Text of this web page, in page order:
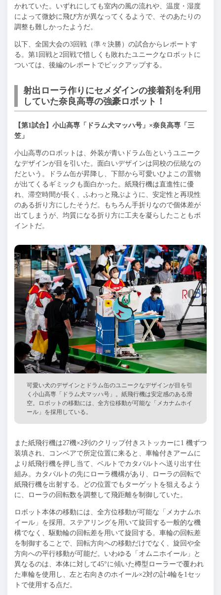
かれていた。いずれにしても室内の風の流れや、温度・湿度
によって微妙に飛び方が異なってくるようで、そのあたりの
調整も難しかったようだ。
以下、全国大会の3回戦（準々決勝）の試合からレポートす
る。第1回戦と2回戦で惜しくも敗れたユニークなロボットに
ついては、後編のレポートでピックアップする。
射出ローラ作りにセメダインの接着剤を利用
していた奈良高専の強豪ロボット！
【第1試合】小山高専「ドラム犬マッハ号」×奈良高専「三
笠」
小山高専のロボットは、外装が青いドラム缶というユニーク
なデザインが目を引いた。面白いデザインは同校の伝統なの
だという。ドラム缶が昇降し、下部から可愛いひよこの置物
が出てくるギミックも面白かった。紙飛行機は直進性に優
れ、滞空時間が長く、ふわっと飛ぶように、安定性と再現性
のある折り方にしたそうだ。もちろん手折りなので個体差が
出てしまうが、均質になる折り方に工夫を凝らしたこともポ
イントだ。
可愛い犬のデザインとドラム缶のユニークなデザインが目を引
く小山高専「ドラム犬マッハ号」。紙飛行機は安定感のある滑
空。ロボットの移動には、全方位移動が可能な「メカナムホイ
ール」を採用している。
また紙飛行機は27機×2列のクリップ付きストッカーに1 機ずつ
装填され、コンベアで所定位置に来ると、車輪付きアームに
より紙飛行機を押し当て、ベルトでカタパルトへ送り出す仕
組み。カタパルトの先にローラ機構があり、ローラの回転で
紙飛行機を出射する。どの位置でもターゲットを狙えるよう
に、ローラの回転数を調整して飛距離を制御していた。
ロボット本体の移動には、全方位移動が可能な「メカナムホ
イール」を採用。ステアリングを用いて旋回する一般的な機
構でなく、駆動輪の回転差を用いて旋回する。車輪の回転差
を制御することで、回転方向への移動だけでなく、旋回や全
方向への平行移動が可能だ。いわゆる「オムニホイール」と
異なるのは、本体に対して45°に傾いた樽型ローラーで覆われ
た車輪を使用し、左と右向きのホイール×2対の計4輪を1セッ
トで使用する点だ。